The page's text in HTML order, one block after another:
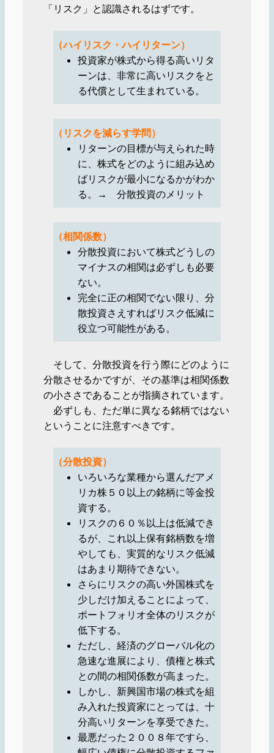
「リスク」と認識されるはずです。
（ハイリスク・ハイリターン）
投資家が株式から得る高いリタ
ーンは、非常に高いリスクをと
る代償として生まれている。
（リスクを減らす学問）
リターンの目標が与えられた時
に、株式をどのように組み込め
ばリスクが最小になるかがわか
る。→ 分散投資のメリット
（相関係数）
分散投資において株式どうしの
マイナスの相関は必ずしも必要
ない。
完全に正の相関でない限り、分
散投資さえすればリスク低減に
役立つ可能性がある。
そして、分散投資を行う際にどのように
分散させるかですが、その基準は相関係数
の小ささであることが指摘されています。
必ずしも、ただ単に異なる銘柄ではない
ということに注意すべきです。
（分散投資）
いろいろな業種から選んだアメ
リカ株５０以上の銘柄に等金投
資する。
リスクの６０％以上は低減でき
るが、これ以上保有銘柄数を増
やしても、実質的なリスク低減
はあまり期待できない。
さらにリスクの高い外国株式を
少しだけ加えることによって、
ポートフォリオ全体のリスクが
低下する。
ただし、経済のグローバル化の
急速な進展により、債権と株式
との間の相関係数が高まった。
しかし、新興国市場の株式を組
み入れた投資家にとっては、十
分高いリターンを享受できた。
最悪だった２００８年ですら、